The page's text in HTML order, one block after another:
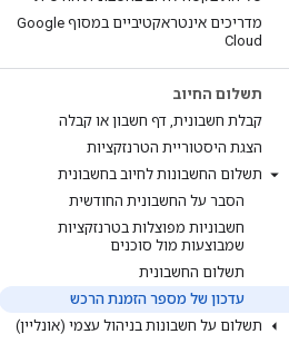
מדריכים אינטראקטיביים במסוף Google
Cloud
תשלום החיוב
קבלת חשבונית, דף חשבון או קבלה
הצגת היסטוריית הטרנזקציות
תשלום החשבונות לחיוב בחשבונית
הסבר על החשבונית החודשית
חשבוניות מפוצלות בטרנזקציות
שמבוצעות מול סוכנים
תשלום החשבונית
עדכון של מספר הזמנת הרכש
תשלום על חשבונות בניהול עצמי (אונליין)